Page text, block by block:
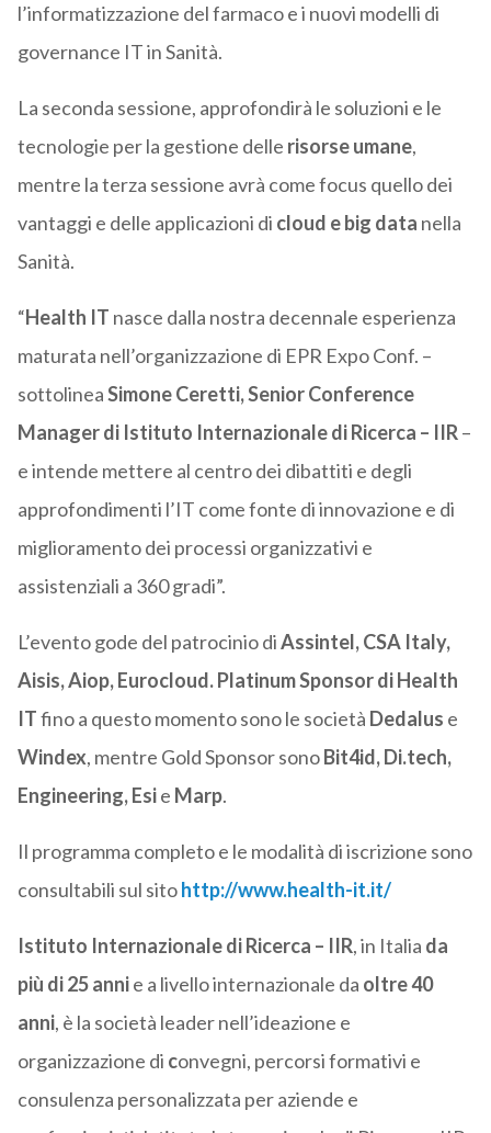
l’informatizzazione del farmaco e i nuovi modelli di
governance IT in Sanità.
La seconda sessione, approfondirà le soluzioni e le
tecnologie per la gestione delle risorse umane,
mentre la terza sessione avrà come focus quello dei
vantaggi e delle applicazioni di cloud e big data nella
Sanità.
“Health IT nasce dalla nostra decennale esperienza
maturata nell’organizzazione di EPR Expo Conf. –
sottolineaSimone Ceretti, Senior Conference
Manager di Istituto Internazionale di Ricerca – IIR–
e intende mettere al centro dei dibattiti e degli
approfondimenti l’IT come fonte di innovazione e di
miglioramento dei processi organizzativi e
assistenziali a 360 gradi”.
L’evento gode del patrocinio diAssintel, CSA Italy,
Aisis, Aiop, Eurocloud. Platinum Sponsor di Health
ITfino a questo momento sono le società Dedalus e
Windex, mentre Gold Sponsor sonoBit4id, Di.tech,
Engineering, Esie Marp.
Il programma completo e le modalità di iscrizione sono
consultabili sul sitohttp://www.health-it.it/
Istituto Internazionale di Ricerca – IIR, in Italia da
più di25 annie a livello internazionale da oltre40
anni, è la società leader nell’ideazione e
organizzazione di convegni, percorsi formativi e
consulenza personalizzata per aziende e